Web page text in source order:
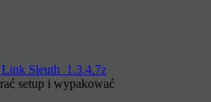
Sleuth_1.3.4.7z
setup i wypakować